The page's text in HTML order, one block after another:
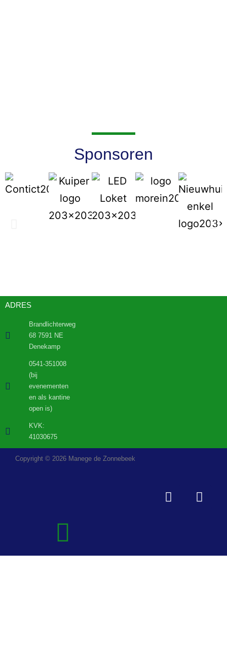
Sponsoren
ADRES
Brandlichterweg
68 7591 NE
Denekamp
0541-351008
(bij
evenementen
en als kantine
open is)
KVK:
41030675
Copyright © 2026 Manege de Zonnebeek